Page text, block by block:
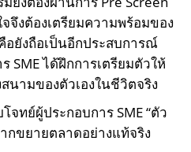
จึงต้องเตรียมความพร้อมของ
อยังถือเป็นอีกประสบการณ์
SME ได้ฝึกการเตรียมตัวให้
นามของตัวเองในชีวิตจริง
ทย์ผู้ประกอบการ SME “ตัว
กขยายตลาดอย่างแท้จริง